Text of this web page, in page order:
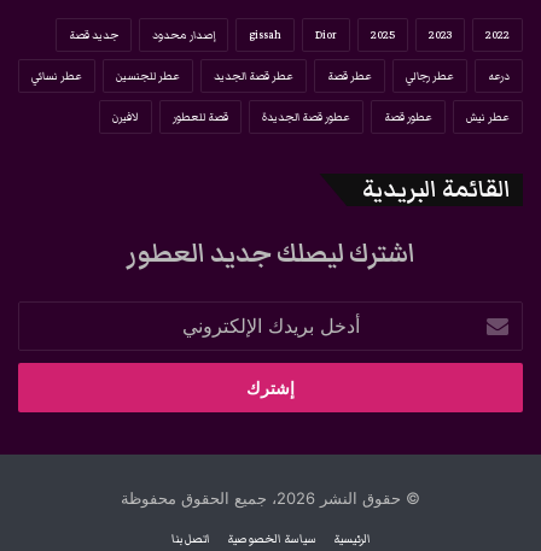
2022
2023
2025
Dior
gissah إصدار محدود جديد قصة
درعه عطر رجالي عطر قصة عطر قصة الجديد عطر للجنسين عطر نسائي
عطر نيش عطور قصة عطور قصة الجديدة قصة للعطور لافيرن
القائمة البريدية
اشترك ليصلك جديد العطور
أدخل
بريدك
الإلكتروني
© حقوق النشر 2026، جميع الحقوق محفوظة
الرئيسية سياسة الخصوصية اتصل بنا